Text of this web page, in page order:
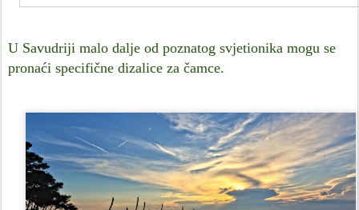
U Savudriji malo dalje od poznatog svjetionika mogu se
pronaći specifične dizalice za čamce.